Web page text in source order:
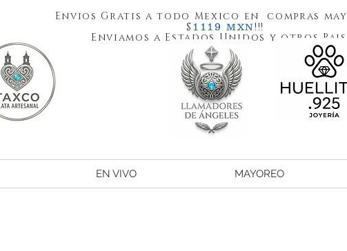
Envios Gratis a todo Mexico en compras
$ 1119 MXN!!!
Enviamos a Estados Unidos y otros
EN VIVO MAYOREO